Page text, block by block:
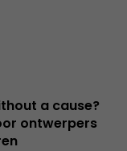
a cause?
ontwerpers